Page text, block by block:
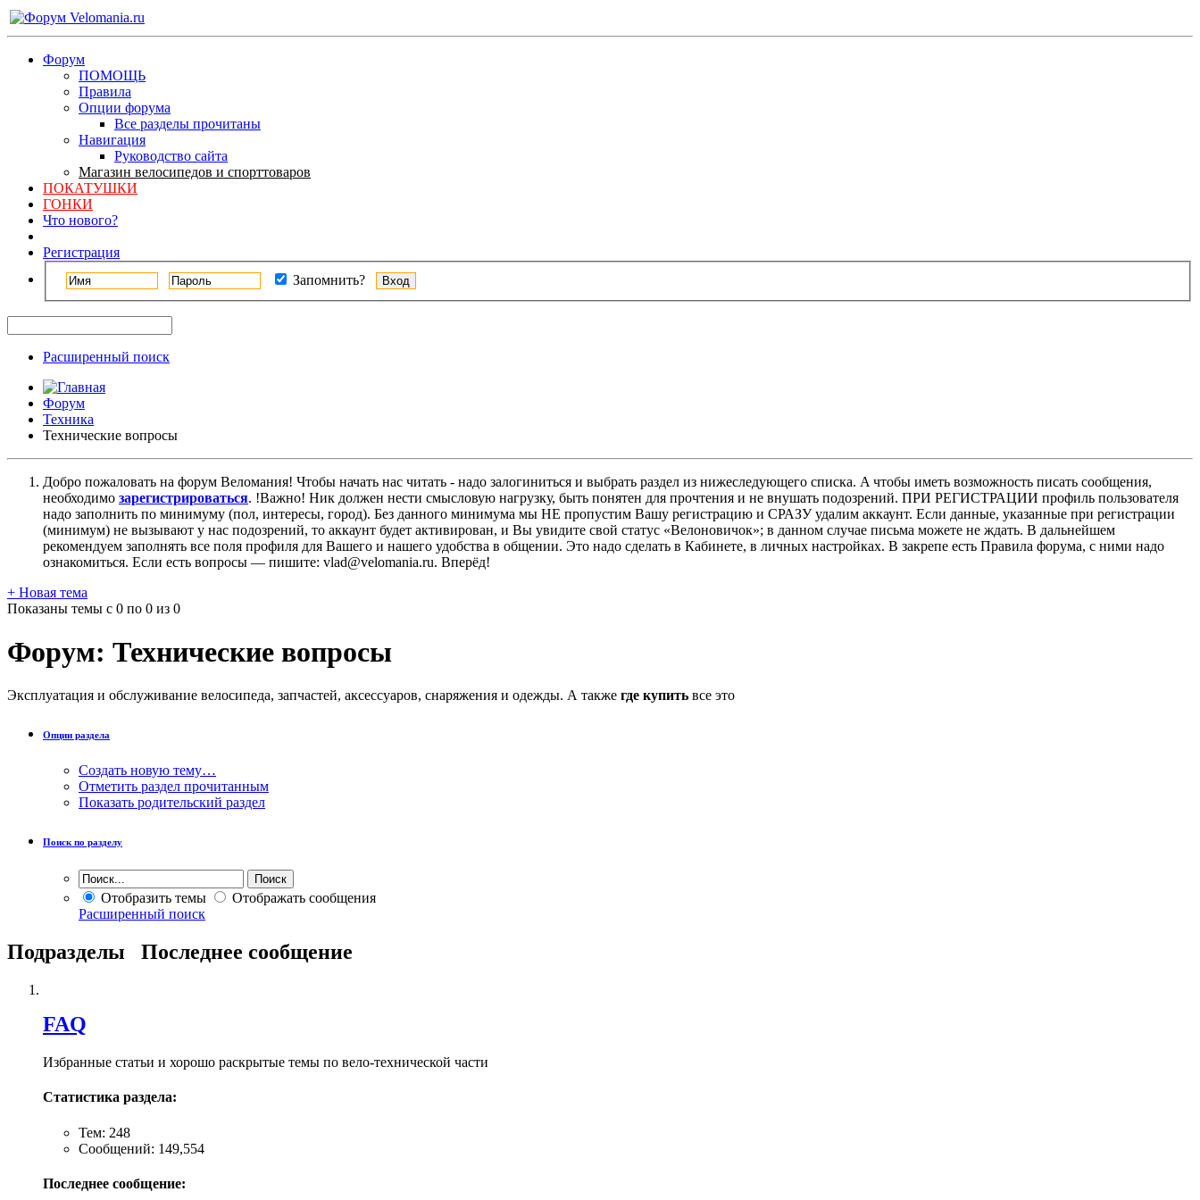
Форум
ПОМОЩЬ
Правила
Опции форума
Все разделы прочитаны
Навигация
Руководство сайта
Магазин велосипедов и спорттоваров
ПОКАТУШКИ
ГОНКИ
Что нового?
Регистрация
Запомнить?
Расширенный поиск
Форум
Техника
Технические вопросы
Добро пожаловать на форум Веломания! Чтобы начать нас читать - надо залогиниться и выбрать раздел из нижеследующего списка. A чтобы иметь возможность писать сообщения,
необходимо зарегистрироваться. !Важно! Ник должен нести смысловую нагрузку, быть понятен для прочтения и не внушать подозрений. ПРИ РЕГИСТРАЦИИ профиль пользователя
надо заполнить по минимуму (пол, интересы, город). Без данного минимума мы НЕ пропустим Вашу регистрацию и СРАЗУ удалим аккаунт. Если данные, указанные при регистрации
(минимум) не вызывают у нас подозрений, то аккаунт будет активирован, и Вы увидите свой статус «Велоновичок»; в данном случае письма можете не ждать. В дальнейшем
рекомендуем заполнять все поля профиля для Вашего и нашего удобства в общении. Это надо сделать в Кабинете, в личных настройках. В закрепе есть Правила форума, с ними надо
ознакомиться. Если есть вопросы — пишите: vlad@velomania.ru. Вперёд!
+ Новая тема
Показаны темы с 0 по 0 из 0
Форум: Технические вопросы
Эксплуатация и обслуживание велосипеда, запчастей, аксессуаров, снаряжения и одежды. А также где купить все это
Опции раздела
Создать новую тему…
Отметить раздел прочитанным
Показать родительский раздел
Поиск по разделу
Отобразить темы
Отображать сообщения
Расширенный поиск
Подразделы Последнее сообщение
FAQ
Избранные статьи и хорошо раскрытые темы по вело-технической части
Статистика раздела:
Тем: 248
Сообщений: 149,554
Последнее сообщение: